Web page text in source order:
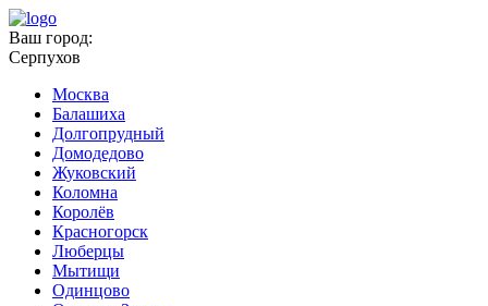
Ваш город:
Серпухов
Москва
Балашиха
Долгопрудный
Домодедово
Жуковский
Коломна
Королёв
Красногорск
Люберцы
Мытищи
Одинцово